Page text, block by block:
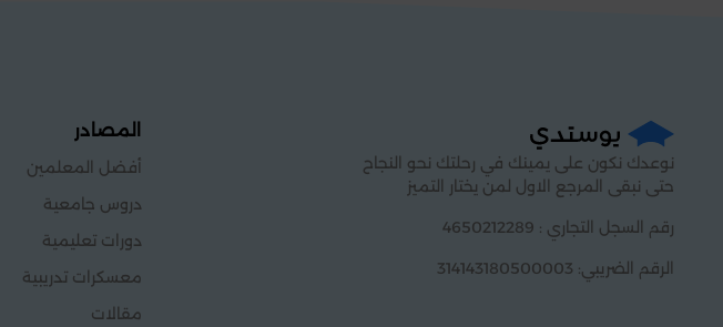
نوعدك نكون على يمينك في رحلتك نحو النجاح
حتى نبقى المرجع الاول لمن يختار التميز
رقم السجل التجاري : 4650212289
الرقم الضريبي: 314143180500003
المصادر
أفضل المعلمين
دروس جامعية
دورات تعليمية
معسكرات تدريبية
مقالات